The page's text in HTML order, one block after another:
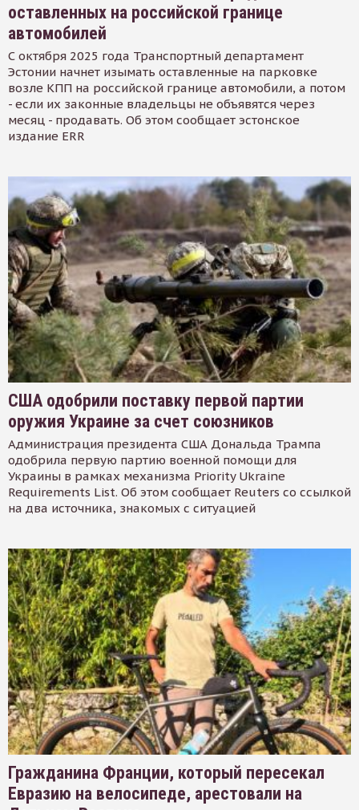
оставленных на российской границе
автомобилей
С октября 2025 года Транспортный департамент
Эстонии начнет изымать оставленные на парковке
возле КПП на российской границе автомобили, а потом
- если их законные владельцы не объявятся через
месяц - продавать. Об этом сообщает эстонское
издание ERR
США одобрили поставку первой партии
оружия Украине за счет союзников
Администрация президента США Дональда Трампа
одобрила первую партию военной помощи для
Украины в рамках механизма Priority Ukraine
Requirements List. Об этом сообщает Reuters со ссылкой
на два источника, знакомых с ситуацией
Гражданина Франции, который пересекал
Евразию на велосипеде, арестовали на